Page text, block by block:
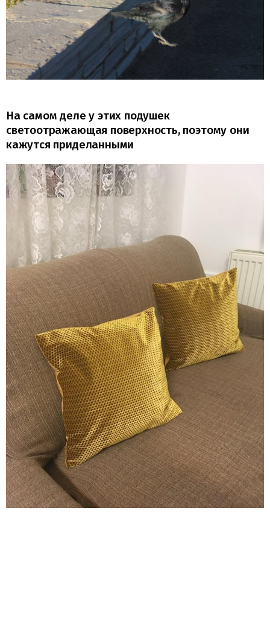
На самом деле у этих подушек
светоотражающая поверхность, поэтому они
кажутся приделанными